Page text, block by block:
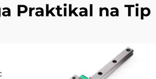
Praktikal na Tip